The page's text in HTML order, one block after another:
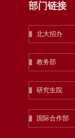
部门链接
北大招办
教务部
研究生院
国际合作部